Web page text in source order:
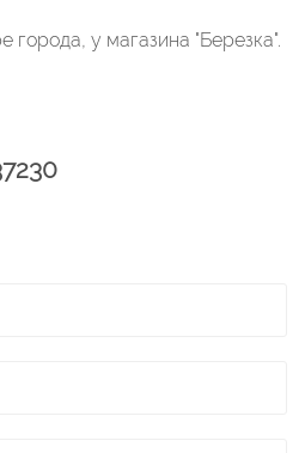
города, у магазина "Березка".